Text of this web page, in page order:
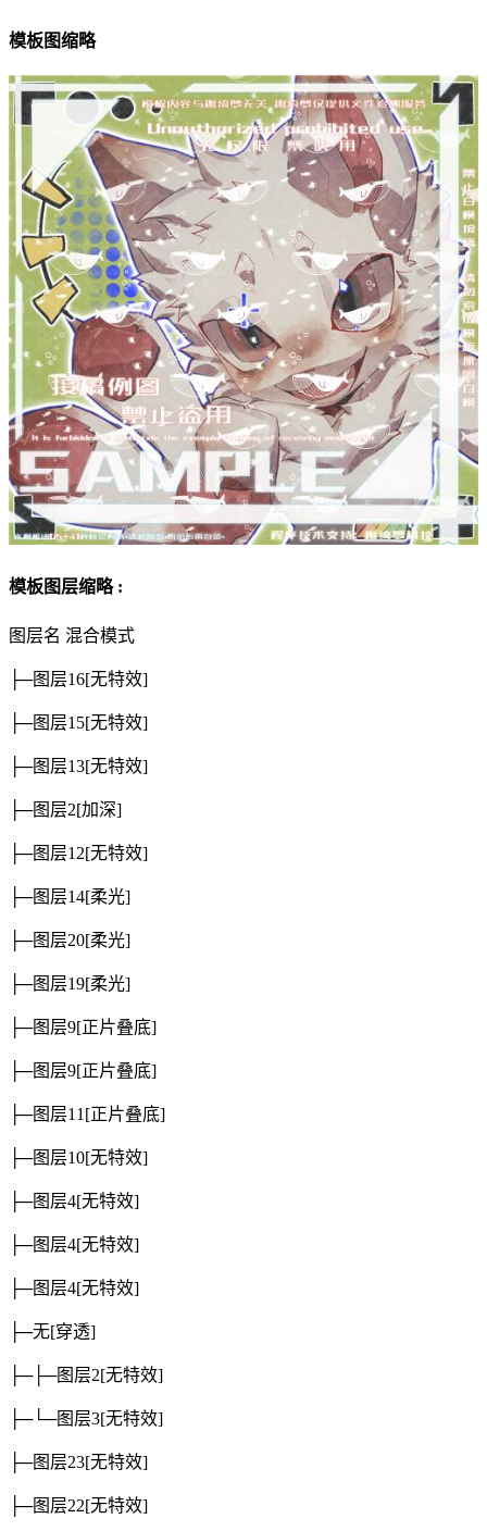
模板图缩略
模板图层缩略 :
图层名 混合模式
├─图层16[无特效]
├─图层15[无特效]
├─图层13[无特效]
├─图层2[加深]
├─图层12[无特效]
├─图层14[柔光]
├─图层20[柔光]
├─图层19[柔光]
├─图层9[正片叠底]
├─图层9[正片叠底]
├─图层11[正片叠底]
├─图层10[无特效]
├─图层4[无特效]
├─图层4[无特效]
├─图层4[无特效]
├─无[穿透]
├─├─图层2[无特效]
├─└─图层3[无特效]
├─图层23[无特效]
├─图层22[无特效]